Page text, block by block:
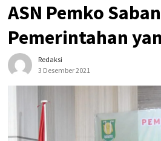
ASN Pemko
Pemerintahan
Redaksi
3 Desember 2021